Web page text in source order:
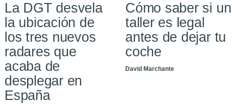
La DGT desvela
la ubicación de
los tres nuevos
radares que
acaba de
desplegar en
España
Cómo saber si un
taller es legal
antes de dejar tu
coche
David Marchante